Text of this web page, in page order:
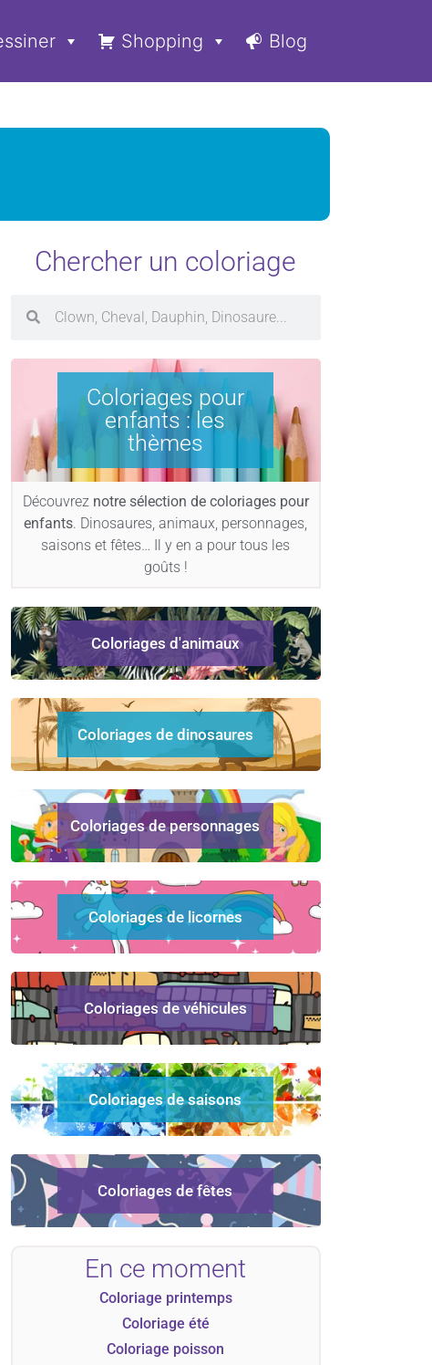
Shopping Blog
Chercher un coloriage
Coloriages pour
enfants : les
thèmes
Découvrez notre sélection de coloriages pour
enfants. Dinosaures, animaux, personnages,
saisons et fêtes… Il y en a pour tous les
goûts !
Coloriages d'animaux
Coloriages de dinosaures
Coloriages de personnages
Coloriages de licornes
Coloriages de véhicules
Coloriages de saisons
Coloriages de fêtes
En ce moment
Coloriage printemps
Coloriage été
Coloriage poisson